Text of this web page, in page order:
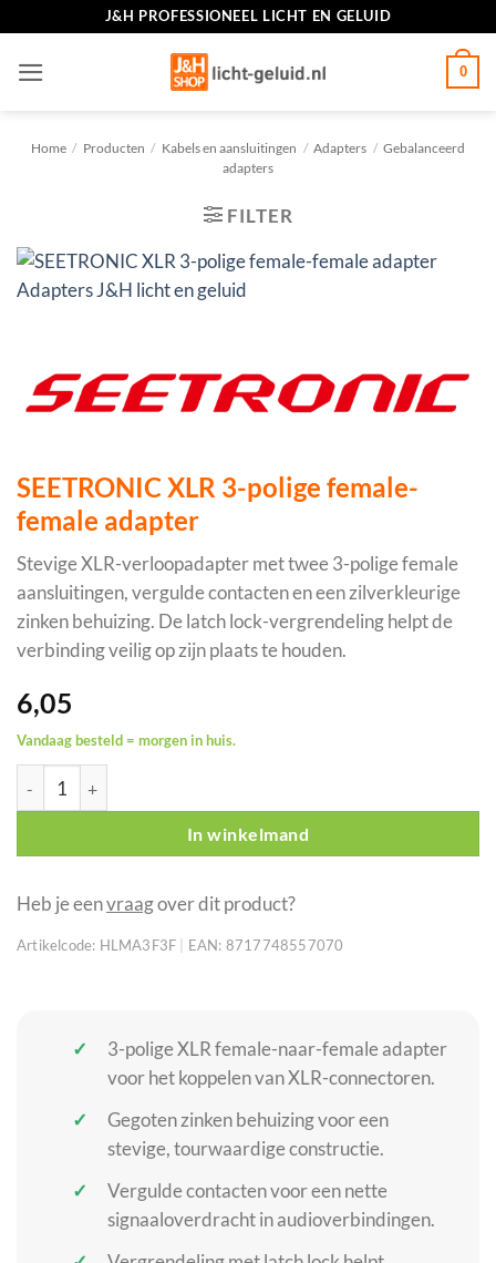
inhoud
J&H PROFESSIONEEL LICHT EN GELUID
0
Home / Producten / Kabels en aansluitingen / Adapters / Gebalanceerd
adapters
FILTER
SEETRONIC XLR 3-polige female-
female adapter
Stevige XLR-verloopadapter met twee 3-polige female
aansluitingen, vergulde contacten en een zilverkleurige
zinken behuizing. De latch lock-vergrendeling helpt de
verbinding veilig op zijn plaats te houden.
6,05
Vandaag besteld = morgen in huis.
SEETRONIC XLR 3-polige female-female adapter aantal
In winkelmand
Heb je eenvraagover dit product?
Artikelcode: HLMA3F3F EAN: 8717748557070
3-polige XLR female-naar-female adapter
voor het koppelen van XLR-connectoren.
Gegoten zinken behuizing voor een
stevige, tourwaardige constructie.
Vergulde contacten voor een nette
signaaloverdracht in audioverbindingen.